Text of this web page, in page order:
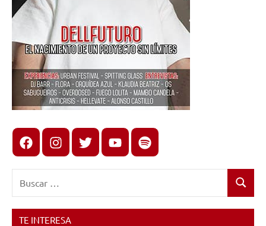
FacebookInstagram
X youtubespotify
Buscar
TE INTERESA